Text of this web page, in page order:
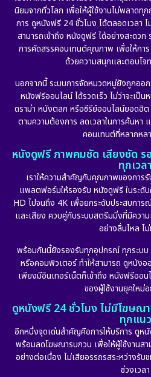
นิยมจากทั่วโลก เพื่อให้ผู้ใช้งานไม่พลาดทุ
การ ดูหนังฟรี 24 ชั่วโมง ได้ตลอดเวลา ไ
สามารถเข้าถึง หนังดูฟรี ได้อย่างสะดว
การคัดสรรคอนเทนต์คุณภาพ เพื่อให้กา
ด้วยความสนุกและตอบโจ
นอกจากนี้ ระบบการจัดหมวดหมู่ยังถูกออก
หนังฟรีออนไลน์ ได้รวดเร็ว ไม่ว่าจะเ
ดราม่า หนังตลก หรือซีรีย์ออนไลน์ยอดฮิ
ตามความต้องการ ลดเวลาในการค้นหา
คอนเทนต์ที่หลากหล
หนังดูฟรี ภาพคมชัด เสียงชัด
ทุกเวลา
เราให้ความสำคัญกับคุณภาพของการ
แพลตฟอร์มให้รองรับ หนังดูฟรี ในระดั
HD ไปจนถึง 4K เพื่อยกระดับประสบกา
และเสียง ควบคู่กับระบบสตรีมมิ่งที่มีควา
อย่างลื่นไหล ไ
พร้อมกันนี้ยังรองรับทุกอุปกรณ์ ทุกระบบ
หรือคอมพิวเตอร์ ทำให้สามารถ ดูหนังอ
เพียงมีอินเทอร์เน็ตก็เข้าถึง หนังฟรีออ
ของผู้ใช้งานยุคใหม่
ดูหนังฟรี 24 ชั่วโมง ไม่มีโฆษณ
ทุกแนว
อีกหนึ่งจุดเด่นสำคัญคือการให้บริการ ดูห
พร้อมลดโฆษณารบกวน เพื่อให้ผู้ใช้งานส
อย่างต่อเนื่อง ไม่เสียอรรถรสระหว่างรั
ช่วงเวลา